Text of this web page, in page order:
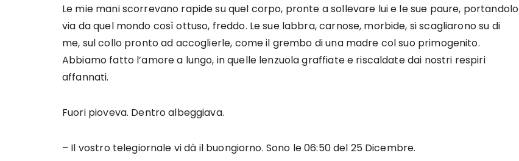
Le mie mani scorrevano rapide su quel corpo, pronte a sollevare lui e le sue paure, portandolo
via da quel mondo così ottuso, freddo. Le sue labbra, carnose, morbide, si scagliarono su di
me, sul collo pronto ad accoglierle, come il grembo di una madre col suo primogenito.
Abbiamo fatto l’amore a lungo, in quelle lenzuola graffiate e riscaldate dai nostri respiri
affannati.
Fuori pioveva. Dentro albeggiava.
– Il vostro telegiornale vi dà il buongiorno. Sono le 06:50 del 25 Dicembre.